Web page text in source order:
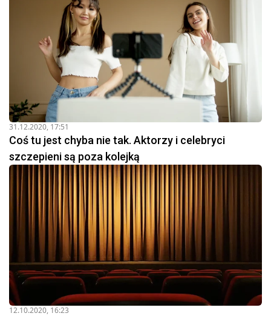
31.12.2020, 17:51
Coś tu jest chyba nie tak. Aktorzy i celebryci
szczepieni są poza kolejką
12.10.2020, 16:23